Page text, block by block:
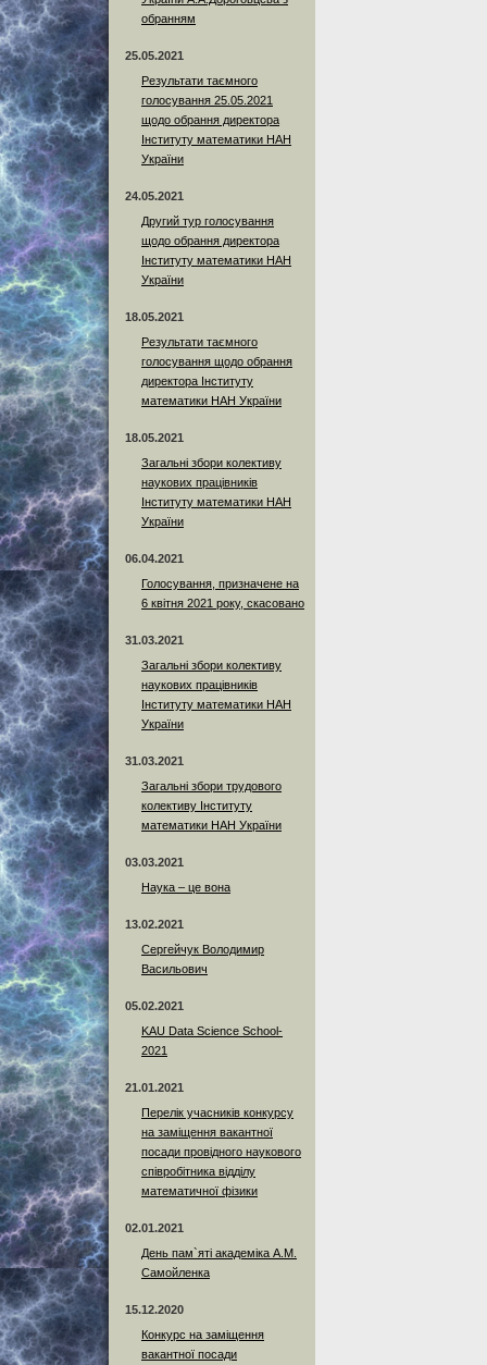
обранням
25.05.2021
Результати таємного
голосування 25.05.2021
щодо обрання директора
Інституту математики НАН
України
24.05.2021
Другий тур голосування
щодо обрання директора
Інституту математики НАН
України
18.05.2021
Результати таємного
голосування щодо обрання
директора Інституту
математики НАН України
18.05.2021
Загальні збори колективу
наукових працівників
Інституту математики НАН
України
06.04.2021
Голосування, призначене на
6 квітня 2021 року, скасовано
31.03.2021
Загальні збори колективу
наукових працівників
Інституту математики НАН
України
31.03.2021
Загальні збори трудового
колективу Інституту
математики НАН України
03.03.2021
Наука – це вона
13.02.2021
Сергейчук Володимир
Васильович
05.02.2021
KAU Data Science School-
2021
21.01.2021
Перелік учасників конкурсу
на заміщення вакантної
посади провідного наукового
співробітника відділу
математичної фізики
02.01.2021
День пам`яті академіка А.М.
Самойленка
15.12.2020
Конкурс на заміщення
вакантної посади